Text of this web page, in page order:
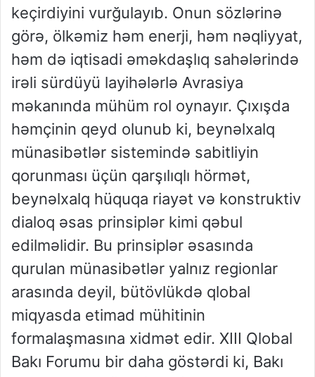
keçirdiyini vurğulayıb. Onun sözlərinə
görə, ölkəmiz həm enerji, həm nəqliyyat,
həm də iqtisadi əməkdaşlıq sahələrində
irəli sürdüyü layihələrlə Avrasiya
məkanında mühüm rol oynayır. Çıxışda
həmçinin qeyd olunub ki, beynəlxalq
münasibətlər sistemində sabitliyin
qorunması üçün qarşılıqlı hörmət,
beynəlxalq hüquqa riayət və konstruktiv
dialoq əsas prinsiplər kimi qəbul
edilməlidir. Bu prinsiplər əsasında
qurulan münasibətlər yalnız regionlar
arasında deyil, bütövlükdə qlobal
miqyasda etimad mühitinin
formalaşmasına xidmət edir. XIII Qlobal
Bakı Forumu bir daha göstərdi ki, Bakı